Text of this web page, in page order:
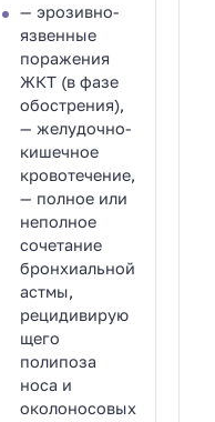
— эрозивно-
язвенные
поражения
ЖКТ (в фазе
обострения),
— желудочно-
кишечное
кровотечение,
— полное или
неполное
сочетание
бронхиальной
астмы,
рецидивирую
щего
полипоза
носа и
околоносовых